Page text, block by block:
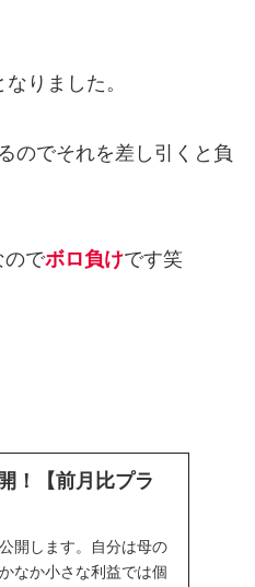
りました。
のでそれを差し引くと負
のでボロ負けです笑
！【前月比プラ
開します。自分は母の
なか小さな利益では個